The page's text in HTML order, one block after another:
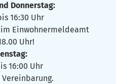
Donnerstag:
16:30 Uhr
im Einwohnermeldeamt
Uhr!
16:00 Uhr